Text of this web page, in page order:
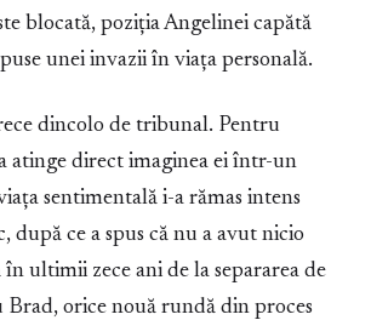
blocată, poziția Angelinei capătă
unei invazii în viața personală.
dincolo de tribunal. Pentru
atinge direct imaginea ei într-un
sentimentală i-a rămas intens
după ce a spus că nu a avut nicio
ultimii zece ani de la separarea de
orice nouă rundă din proces